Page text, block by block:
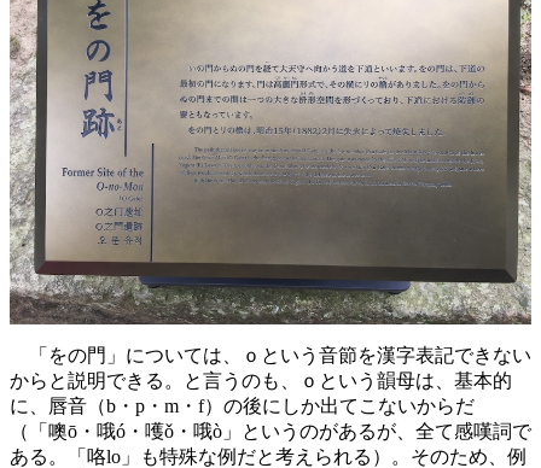
「をの門」については、ｏという音節を漢字表記できない
からと説明できる。と言うのも、ｏという韻母は、基本的
に、唇音（b・p・m・f）の後にしか出てこないからだ
（「噢ō・哦ó・嚄ǒ・哦ò」というのがあるが、全て感嘆詞で
ある。「咯lo」も特殊な例だと考えられる）。そのため、例